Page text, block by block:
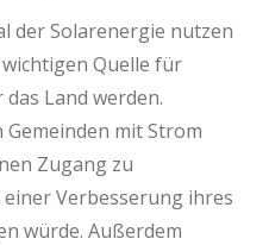
der Solarenergie nutzen
Quelle für
Land werden.
mit Strom
Zugang zu
Verbesserung ihres
würde. Außerdem